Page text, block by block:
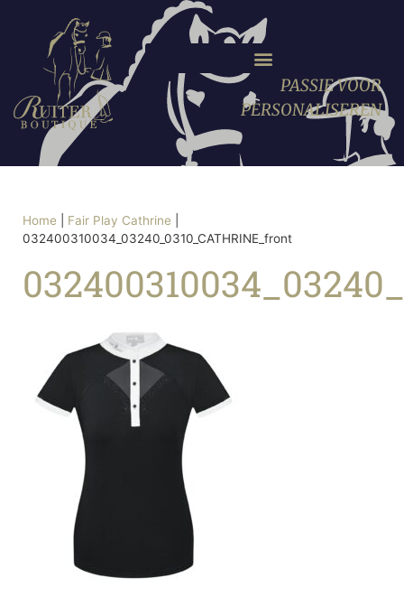
PASSIE VOOR
PERSONALISEREN
Home Fair Play Cathrine
032400310034_03240_0310_CATHRINE_front